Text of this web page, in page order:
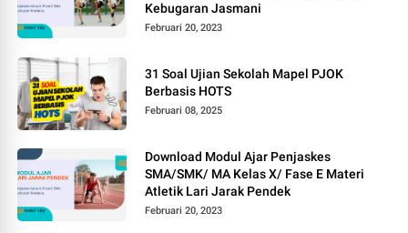
Kebugaran Jasmani
Februari 20, 2023
31 Soal Ujian Sekolah Mapel PJOK
Berbasis HOTS
Februari 08, 2025
Download Modul Ajar Penjaskes
SMA/SMK/ MA Kelas X/ Fase E Materi
Atletik Lari Jarak Pendek
Februari 20, 2023